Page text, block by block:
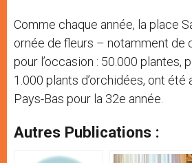
Comme chaque année, la place
ornée de fleurs – notamment de
pour l’occasion : 50.000 plantes,
1.000 plants d’orchidées, ont
Pays-Bas pour la 32e année.
Autres Publications :